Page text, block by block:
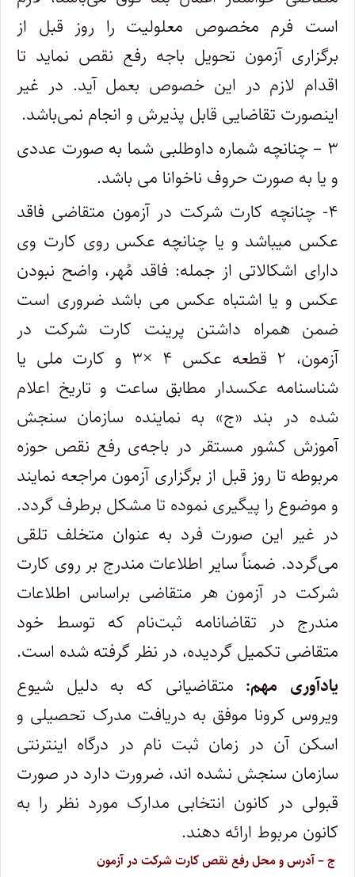
است فرم مخصوص معلولیت را روز قبل از
برگزاری آزمون تحویل باجه رفع نقص نماید تا
اقدام لازم در این خصوص بعمل آید. در غیر
اینصورت تقاضایی قابل پذیرش و انجام نمی‌باشد.
۳ – چنانچه شماره داوطلبی شما به صورت عددی
و یا به صورت حروف ناخوانا می باشد.
۴- چنانچه کارت شرکت در آزمون متقاضی فاقد
عکس می­باشد و یا چنانچه عکس روی کارت وی
دارای اشکالاتی از جمله: فاقد مُهر، واضح نبودن
عکس و یا اشتباه عکس می باشد ضروری است
ضمن همراه داشتن پرینت کارت شرکت در
آزمون، ۲ قطعه عکس ۴ ×۳ و کارت ملی یا
شناسنامه عکسدار مطابق ساعت و تاریخ اعلام
شده در بند «ج» به نماینده سازمان سنجش
آموزش کشور مستقر در باجه‌ی رفع نقص حوزه
مربوطه تا روز قبل از برگزاری آزمون مراجعه نمایند
و موضوع را پیگیری نموده تا مشکل برطرف گردد.
در غیر این صورت فرد به عنوان متخلف تلقی
می‌گردد. ضمناً سایر اطلاعات مندرج بر روی کارت
شرکت در آزمون هر متقاضی براساس اطلاعات
مندرج در تقاضانامه ثبت‌نام که توسط خود
متقاضی تکمیل گردیده، در نظر گرفته شده است.
یادآوری مهم: متقاضیانی که به دلیل شیوع
ویروس کرونا موفق به دریافت مدرک تحصیلی و
اسکن آن در زمان ثبت نام در درگاه اینترنتی
سازمان سنجش نشده ­اند، ضرورت دارد در صورت
قبولی در کانون انتخابی مدارک مورد نظر را به
کانون مربوط ارائه دهند.
ج – آدرس و محل‌ رفع نقص کارت شرکت در آزمون